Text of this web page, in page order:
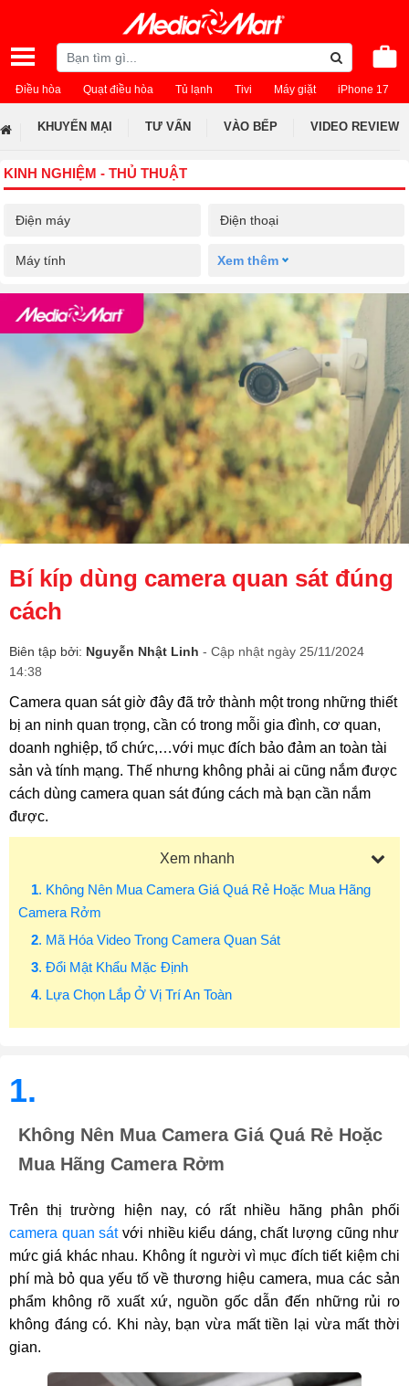
Điều hòa Quạt điều hòa Tủ lạnh Tivi Máy giặt iPhone 17
KHUYẾN MẠI TƯ VẤN VÀO BẾP VIDEO REVIEW
KINH NGHIỆM - THỦ THUẬT
Điện máy Điện thoại
Máy tính Xem thêm
Bí kíp dùng camera quan sát đúng
cách
Biên tập bởi: Nguyễn Nhật Linh - Cập nhật ngày 25/11/2024
14:38
Camera quan sát giờ đây đã trở thành một trong những thiết
bị an ninh quan trọng, cần có trong mỗi gia đình, cơ quan,
doanh nghiệp, tổ chức,…với mục đích bảo đảm an toàn tài
sản và tính mạng. Thế nhưng không phải ai cũng nắm được
cách dùng camera quan sát đúng cách mà bạn cần nắm
được.
Xem nhanh
1. Không Nên Mua Camera Giá Quá Rẻ Hoặc Mua Hãng
Camera Rởm
2. Mã Hóa Video Trong Camera Quan Sát
3. Đổi Mật Khẩu Mặc Định
4. Lựa Chọn Lắp Ở Vị Trí An Toàn
1.
Không Nên Mua Camera Giá Quá Rẻ Hoặc
Mua Hãng Camera Rởm
Trên thị trường hiện nay, có rất nhiều hãng phân phối
camera quan sátvới nhiều kiểu dáng, chất lượng cũng như
mức giá khác nhau. Không ít người vì mục đích tiết kiệm chi
phí mà bỏ qua yếu tố về thương hiệu camera, mua các sản
phẩm không rõ xuất xứ, nguồn gốc dẫn đến những rủi ro
không đáng có. Khi này, bạn vừa mất tiền lại vừa mất thời
gian.